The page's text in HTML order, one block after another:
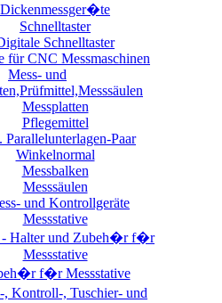
Dickenmessger�te
Schnelltaster
Schnelltaster
für CNC Messmaschinen
Mess- und
Messplatten
Pflegemittel
Parallelunterlagen-Paar
Winkelnormal
Messbalken
Messsäulen
und Kontrollgeräte
Messstative
- Halter und Zubeh�r f�r
Messstative
f�r Messstative
Kontroll-, Tuschier- und